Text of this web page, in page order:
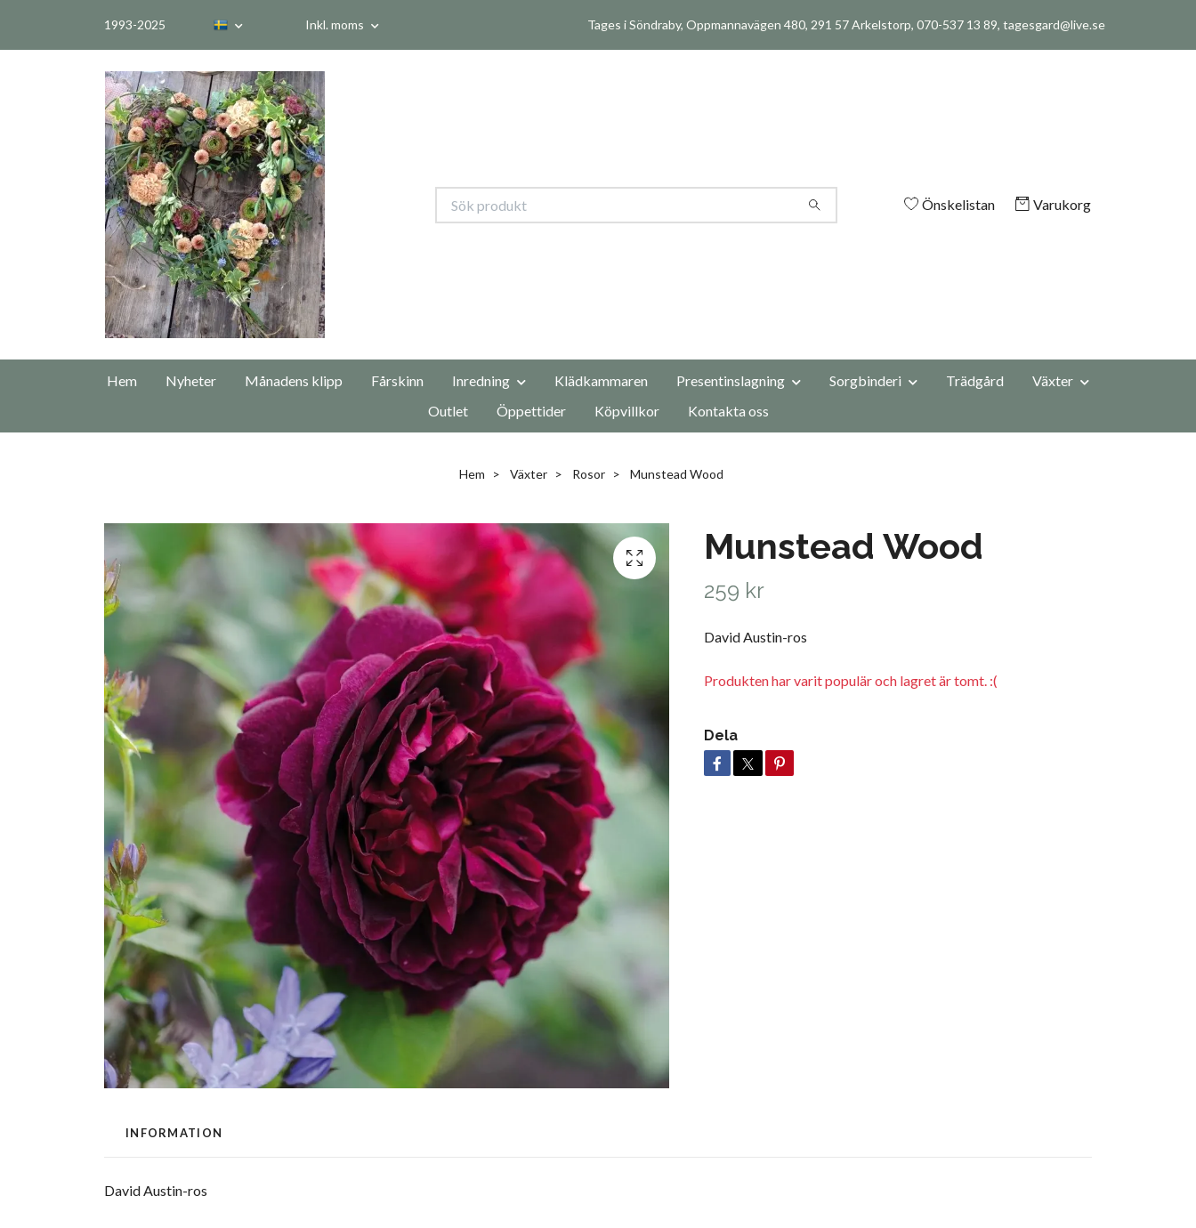
1993-2025 Inkl. moms Tages i Söndraby, Oppmannavägen 480, 291 57 Arkelstorp, 070-537 13 89, tagesgard@live.se
Önskelistan Varukorg
Hem Nyheter Månadens klipp Fårskinn Inredning Klädkammaren Presentinslagning Sorgbinderi Trädgård
Växter
Outlet
Öppettider Köpvillkor Kontakta oss
Hem Växter Rosor Munstead Wood
Munstead Wood
259 kr
David Austin-ros
Produkten har varit populär och lagret är tomt. :(
Dela
INFORMATION
David Austin-ros